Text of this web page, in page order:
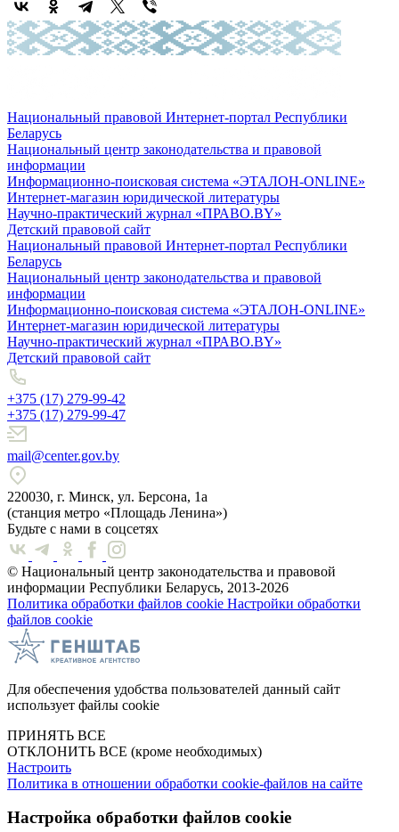
Национальный правовой Интернет-портал Республики
Беларусь
Национальный центр законодательства и правовой
информации
Информационно-поисковая система «ЭТАЛОН-ONLINE»
Интернет-магазин юридической литературы
Научно-практический журнал «ПРАВО.BY»
Детский правовой сайт
Национальный правовой Интернет-портал Республики
Беларусь
Национальный центр законодательства и правовой
информации
Информационно-поисковая система «ЭТАЛОН-ONLINE»
Интернет-магазин юридической литературы
Научно-практический журнал «ПРАВО.BY»
Детский правовой сайт
+375 (17) 279-99-42
+375 (17) 279-99-47
mail@center.gov.by
220030, г. Минск, ул. Берсона, 1а
(станция метро «Площадь Ленина»)
Будьте с нами в соцсетях
© Национальный центр законодательства и правовой
информации Республики Беларусь, 2013-2026
Политика обработки файлов cookie Настройки обработки
файлов cookie
Для обеспечения удобства пользователей данный сайт
использует файлы cookie
ПРИНЯТЬ ВСЕ
ОТКЛОНИТЬ ВСЕ (кроме необходимых)
Настроить
Политика в отношении обработки cookie-файлов на сайте
Настройка обработки файлов cookie